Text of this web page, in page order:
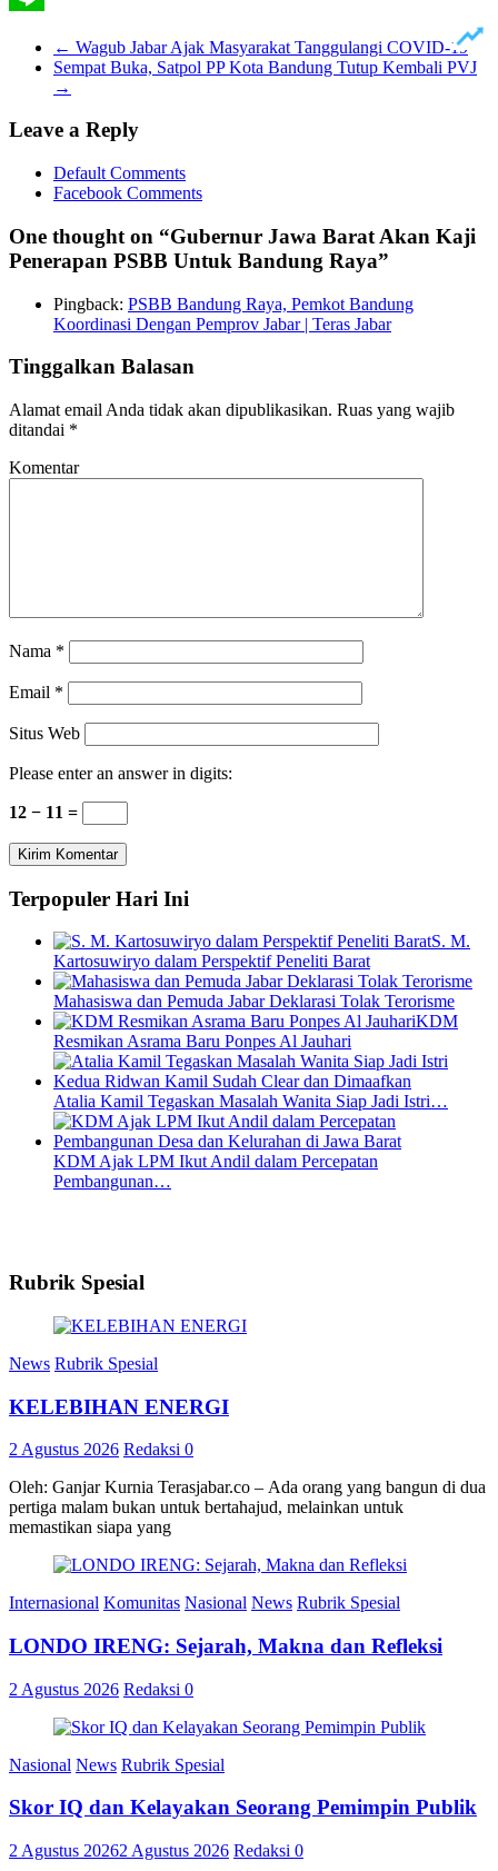
← Wagub Jabar Ajak Masyarakat Tanggulangi COVID-19
Sempat Buka, Satpol PP Kota Bandung Tutup Kembali PVJ
→
Leave a Reply
Default Comments
Facebook Comments
One thought on “Gubernur Jawa Barat Akan Kaji
Penerapan PSBB Untuk Bandung Raya”
Pingback: PSBB Bandung Raya, Pemkot Bandung
Koordinasi Dengan Pemprov Jabar | Teras Jabar
Tinggalkan Balasan
Alamat email Anda tidak akan dipublikasikan. Ruas yang wajib
ditandai *
Komentar
Nama *
Email *
Situs Web
Please enter an answer in digits:
12 − 11 =
Terpopuler Hari Ini
S. M.
Kartosuwiryo dalam Perspektif Peneliti Barat
Mahasiswa dan Pemuda Jabar Deklarasi Tolak Terorisme
KDM
Resmikan Asrama Baru Ponpes Al Jauhari
Atalia Kamil Tegaskan Masalah Wanita Siap Jadi Istri…
KDM Ajak LPM Ikut Andil dalam Percepatan
Pembangunan…
Rubrik Spesial
News Rubrik Spesial
KELEBIHAN ENERGI
2 Agustus 2026 Redaksi 0
Oleh: Ganjar Kurnia Terasjabar.co – Ada orang yang bangun di dua
pertiga malam bukan untuk bertahajud, melainkan untuk
memastikan siapa yang
Internasional Komunitas Nasional News Rubrik Spesial
LONDO IRENG: Sejarah, Makna dan Refleksi
2 Agustus 2026 Redaksi 0
Nasional News Rubrik Spesial
Skor IQ dan Kelayakan Seorang Pemimpin Publik
2 Agustus 20262 Agustus 2026 Redaksi 0